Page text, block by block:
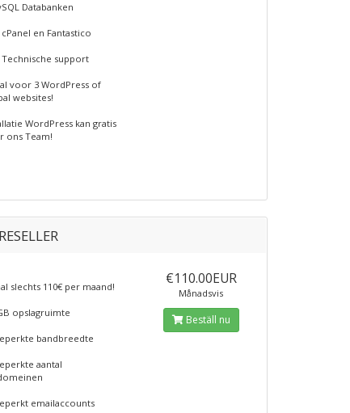
Databanken
en Fantastico
Technische support
voor 3 WordPress of
websites!
WordPress kan gratis
ons Team!
slechts 110€ per maand!
opslagruimte
bandbreedte
aantal
emailaccounts
€110.00EUR
Månadsvis
Beställ nu